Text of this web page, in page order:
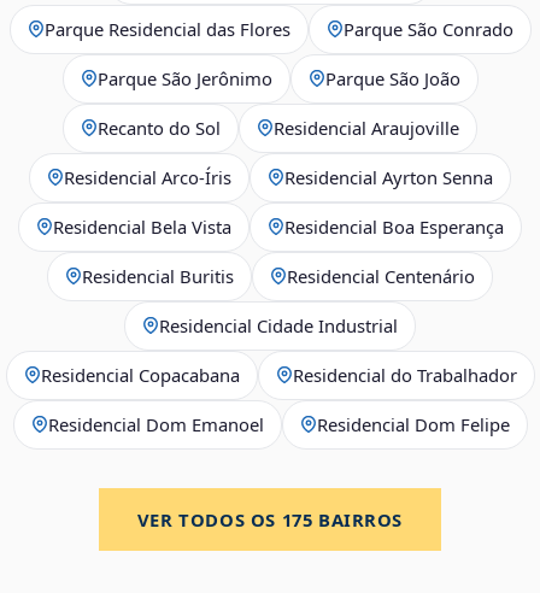
Parque Residencial das Flores Parque São Conrado
Parque São Jerônimo Parque São João
Recanto do Sol Residencial Araujoville
Residencial Arco‑Íris Residencial Ayrton Senna
Residencial Bela Vista Residencial Boa Esperança
Residencial Buritis Residencial Centenário
Residencial Cidade Industrial
Residencial Copacabana Residencial do Trabalhador
Residencial Dom Emanoel Residencial Dom Felipe
VER TODOS OS 175 BAIRROS